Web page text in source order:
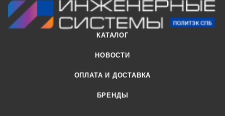
КАТАЛОГ
НОВОСТИ
ОПЛАТА И ДОСТАВКА
БРЕНДЫ